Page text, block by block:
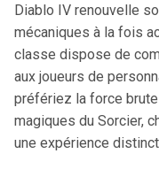
Diablo IV renouvelle
mécaniques à la fois
classe dispose de
aux joueurs de
préfériez la force
magiques du Sorcier,
une expérience